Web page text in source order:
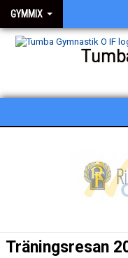
GYMMIX
Träningsresan